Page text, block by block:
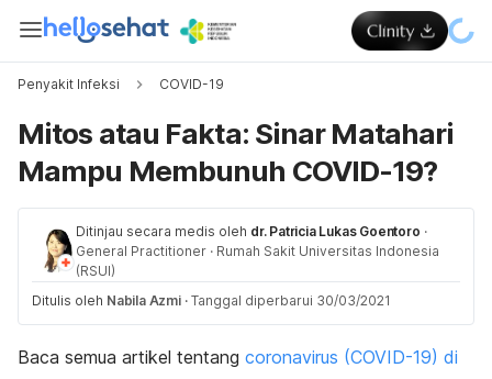
Penyakit Infeksi COVID-19
Mitos atau Fakta: Sinar Matahari
Mampu Membunuh COVID-19?
Ditinjau secara medis oleh dr. Patricia Lukas Goentoro ·
General Practitioner · Rumah Sakit Universitas Indonesia
(RSUI)
Ditulis oleh Nabila Azmi · Tanggal diperbarui 30/03/2021
Baca semua artikel tentang coronavirus (COVID-19) di